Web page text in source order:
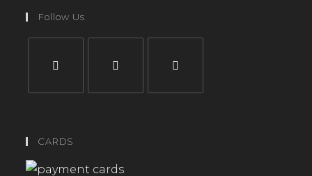
Follow Us
CARDS